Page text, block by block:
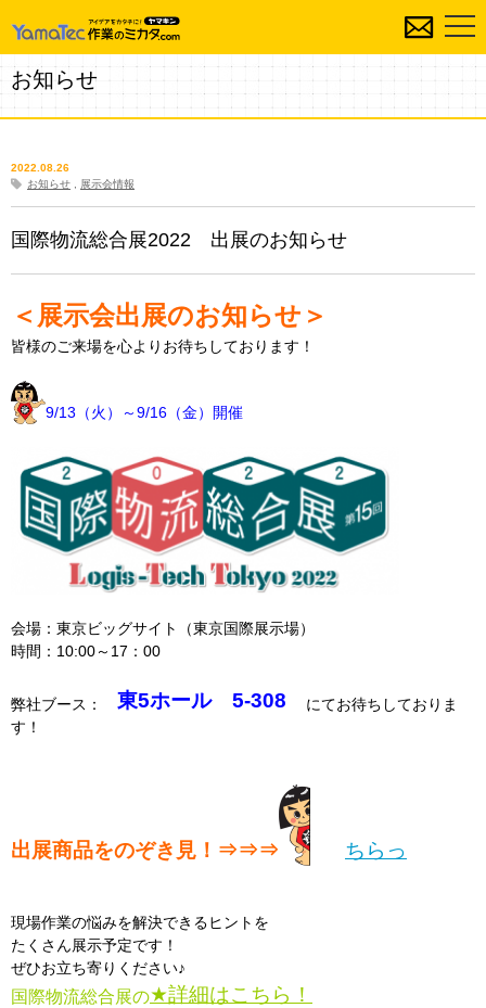
お知らせ
2022.08.26
お知らせ
展示会情報
国際物流総合展2022 出展のお知らせ
＜展示会出展のお知らせ＞
皆様のご来場を心よりお待ちしております！
9/13（火）～9/16（金）開催
会場：東京ビッグサイト（東京国際展示場）
時間：10:00～17：00
弊社ブース： 東5ホール 5-308
にてお待ちしておりま
す！
出展商品をのぞき見！⇒⇒⇒ ちらっ
現場作業の悩みを解決できるヒントを
たくさん展示予定です！
ぜひお立ち寄りください♪
国際物流総合展の★詳細はこちら！